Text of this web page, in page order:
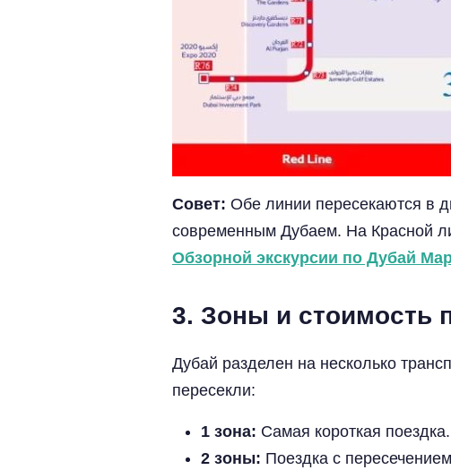
Совет: Обе линии пересекаются в
современным Дубаем. На Красной
Обзорной экскурсии по Дубай
3. Зоны и стоимость
Дубай разделен на несколько
пересекли:
1 зона: Самая короткая поездка.
2 зоны: Поездка с